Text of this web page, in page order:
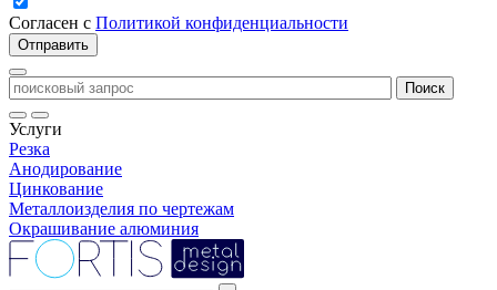
Согласен с Политикой конфиденциальности
Услуги
Резка
Анодирование
Цинкование
Металлоизделия по чертежам
Окрашивание алюминия